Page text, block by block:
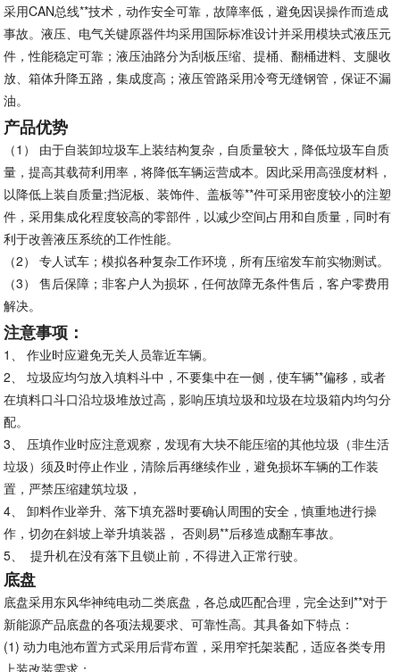
采用CAN总线**技术，动作安全可靠，故障率低，避免因误操作而造成
事故。液压、电气关键原器件均采用国际标准设计并采用模块式液压元
件，性能稳定可靠；液压油路分为刮板压缩、提桶、翻桶进料、支腿收
放、箱体升降五路，集成度高；液压管路采用冷弯无缝钢管，保证不漏
油。
产品优势
（1） 由于自装卸垃圾车上装结构复杂，自质量较大，降低垃圾车自质
量，提高其载荷利用率，将降低车辆运营成本。因此采用高强度材料，
以降低上装自质量;挡泥板、装饰件、盖板等**件可采用密度较小的注塑
件，采用集成化程度较高的零部件，以减少空间占用和自质量，同时有
利于改善液压系统的工作性能。
（2）专人试车；模拟各种复杂工作环境，所有压缩发车前实物测试。
（3）售后保障；非客户人为损坏，任何故障无条件售后，客户零费用
解决。
注意事项：
1、 作业时应避免无关人员靠近车辆。
2、 垃圾应均匀放入填料斗中，不要集中在一侧，使车辆**偏移，或者
在填料口斗口沿垃圾堆放过高，影响压填垃圾和垃圾在垃圾箱内均匀分
配。
3、 压填作业时应注意观察，发现有大块不能压缩的其他垃圾（非生活
垃圾）须及时停止作业，清除后再继续作业，避免损坏车辆的工作装
置，严禁压缩建筑垃圾，
4、 卸料作业举升、落下填充器时要确认周围的安全，慎重地进行操
作，切勿在斜坡上举升填装器， 否则易**后移造成翻车事故。
5、
提升机在没有落下且锁止前，不得进入正常行驶。
底盘
底盘采用东风华神纯电动二类底盘，各总成匹配合理，完全达到**对于
新能源产品底盘的各项法规要求、可靠性高。其具备如下特点：
(1)动力电池布置方式采用后背布置，采用窄托架装配，适应各类专用
上装改装需求；